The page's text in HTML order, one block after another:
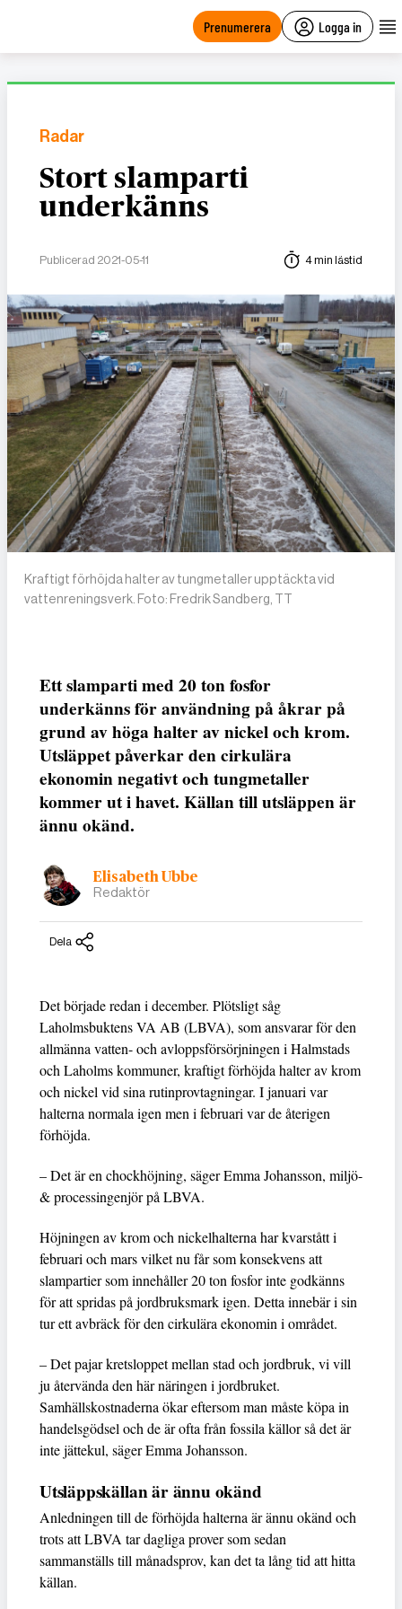
Prenumerera Logga in
Radar
Stort slamparti
underkänns
Publicerad 2021-05-11 4 min lästid
Kraftigt förhöjda halter av tungmetaller upptäckta vid
vattenreningsverk. Foto: Fredrik Sandberg, TT
Ett slamparti med 20 ton fosfor
underkänns för användning på åkrar på
grund av höga halter av nickel och krom.
Utsläppet påverkar den cirkulära
ekonomin negativt och tungmetaller
kommer ut i havet. Källan till utsläppen är
ännu okänd.
Elisabeth Ubbe
Redaktör
Dela
Det började redan i december. Plötsligt såg
Laholmsbuktens VA AB (LBVA), som ansvarar för den
allmänna vatten- och avloppsförsörjningen i Halmstads
och Laholms kommuner, kraftigt förhöjda halter av krom
och nickel vid sina rutinprovtagningar. I januari var
halterna normala igen men i februari var de återigen
förhöjda.
– Det är en chockhöjning, säger Emma Johansson, miljö-
& processingenjör på LBVA.
Höjningen av krom och nickelhalterna har kvarstått i
februari och mars vilket nu får som konsekvens att
slampartier som innehåller 20 ton fosfor inte godkänns
för att spridas på jordbruksmark igen. Detta innebär i sin
tur ett avbräck för den cirkulära ekonomin i området.
– Det pajar kretsloppet mellan stad och jordbruk, vi vill
ju återvända den här näringen i jordbruket.
Samhällskostnaderna ökar eftersom man måste köpa in
handelsgödsel och de är ofta från fossila källor så det är
inte jättekul, säger Emma Johansson.
Utsläppskällan är ännu okänd
Anledningen till de förhöjda halterna är ännu okänd och
trots att LBVA tar dagliga prover som sedan
sammanställs till månadsprov, kan det ta lång tid att hitta
källan.